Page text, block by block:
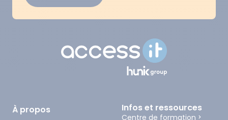
À propos Infos et ressources
Centre de formation